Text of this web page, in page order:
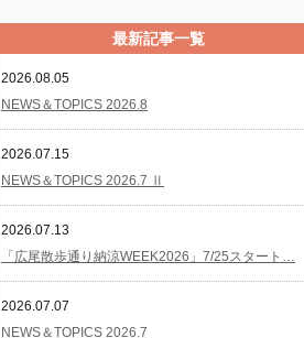
最新記事一覧
2026.08.05
NEWS＆TOPICS 2026.8
2026.07.15
NEWS＆TOPICS 2026.7 Ⅱ
2026.07.13
「広尾散歩通り納涼WEEK2026」7/25スタート…
2026.07.07
NEWS＆TOPICS 2026.7